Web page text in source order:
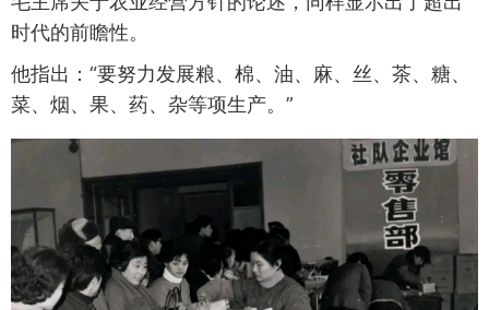
时代的前瞻性。
他指出：“要努力发展粮、棉、油、麻、丝、茶、糖、
菜、烟、果、药、杂等项生产。”